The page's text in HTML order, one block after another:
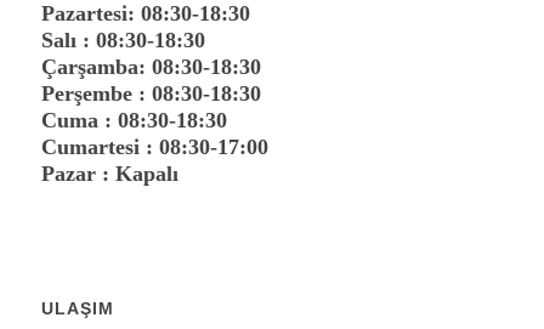
Pazartesi: 08:30-18:30
Salı : 08:30-18:30
Çarşamba: 08:30-18:30
Perşembe : 08:30-18:30
Cuma : 08:30-18:30
Cumartesi : 08:30-17:00
Pazar : Kapalı
ULAŞIM